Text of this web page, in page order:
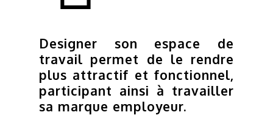
Designer son espace de
travail permet de le rendre
plus attractif et fonctionnel,
participant ainsi à travailler
sa marque employeur.